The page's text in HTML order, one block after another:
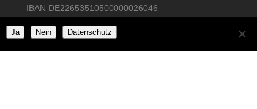
IBAN DE22653510500000026046
Ja Nein Datenschutz